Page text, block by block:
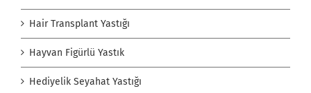
Hair Transplant Yastığı
Hayvan Figürlü Yastık
Hediyelik Seyahat Yastığı